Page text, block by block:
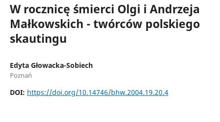
W rocznicę śmierci Olgi i Andrzeja
Małkowskich - twórców polskiego
skautingu
Edyta Głowacka-Sobiech
Poznań
DOI: https://doi.org/10.14746/bhw.2004.19.20.4